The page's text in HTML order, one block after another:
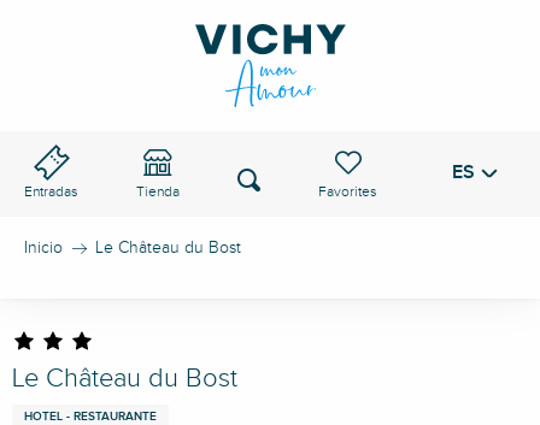
Entradas Tienda
Voir les favoris
Buscar ES
Inicio Le Château du Bost
Le Château du Bost
HOTEL - RESTAURANTE